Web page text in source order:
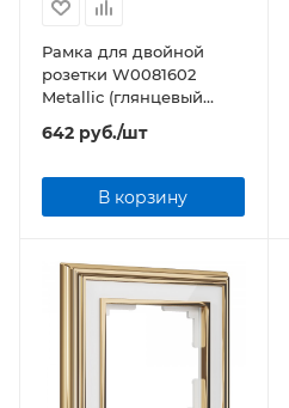
Рамка для двойной
розетки W0081602
Metallic (глянцевый
642 руб./шт
В корзину